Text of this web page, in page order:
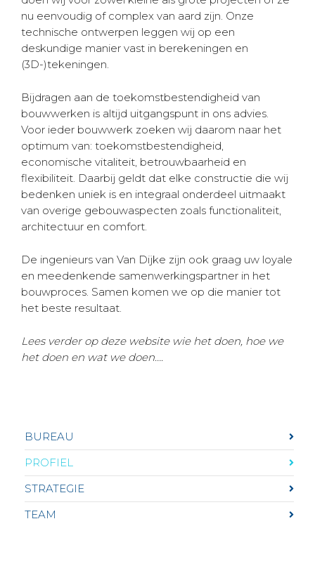
nu eenvoudig of complex van aard zijn. Onze
technische ontwerpen leggen wij op een
deskundige manier vast in berekeningen en
(3D-)tekeningen.
Bijdragen aan de toekomstbestendigheid van
bouwwerken is altijd uitgangspunt in ons advies.
Voor ieder bouwwerk zoeken wij daarom naar het
optimum van: toekomstbestendigheid,
economische vitaliteit, betrouwbaarheid en
flexibiliteit. Daarbij geldt dat elke constructie die wij
bedenken uniek is en integraal onderdeel uitmaakt
van overige gebouwaspecten zoals functionaliteit,
architectuur en comfort.
De ingenieurs van Van Dijke zijn ook graag uw loyale
en meedenkende samenwerkingspartner in het
bouwproces. Samen komen we op die manier tot
het beste resultaat.
Lees verder op deze website wie het doen, hoe we
het doen en wat we doen….
BUREAU
PROFIEL
STRATEGIE
TEAM